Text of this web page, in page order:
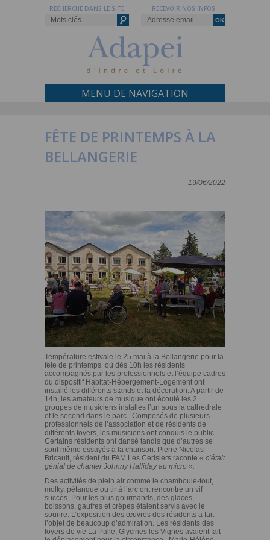
RECEVOIR NOS INFOS
RECHERCHE DANS LE SITE
MENU DE NAVIGATION
FÊTE DE PRINTEMPS À LA
BELLANGERIE
19/06/2022
Température estivale le 25 mai à la Bellangerie pour la
fête de printemps où dès 10h les résidents
accompagnés par les professionnels et l’équipe cadres
du dispositif Habitat-Hébergement-Logement ont
installé les différents stands et la décoration. A partir de
14h, les amateurs de musique ont écouté les 2
groupes de musiciens installés l’un sous la cathédrale
et le second dans le parc. Composés de plusieurs
professionnels de l’association et de résidents de
différents foyers, les musiciens ont conquis le public.
Certains résidents ont dansé tandis que d’autres se
sont même essayés à la chanson. Pierre Nicolas
Bricault, résident du FAM Les Cerisiers raconte « c’était
génial de chanter Johnny Halliday au micro ».
Des activités de plein air comme le chamboule-tout,
molky, pétanque ou tir à l’arc ont rencontré un vif
succès. Pour les plus gourmands, des glaces,
boissons, gaufres et crêpes étaient servis avec le
sourire. L’exposition des œuvres des résidents a fait
l’objet de beaucoup d’admiration. Les résidents des
foyers de vie La Palle, Glycines les Vignes avaient fait